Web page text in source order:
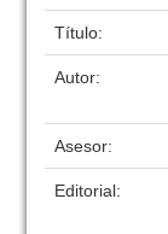
Título:
Autor:
Asesor:
Editorial: